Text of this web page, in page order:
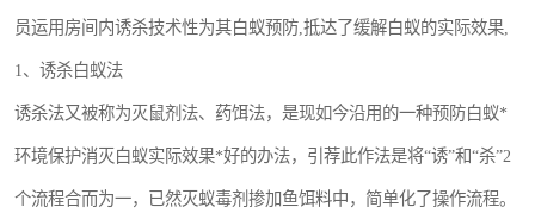
员运用房间内诱杀技术性为其白蚁预防,抵达了缓解白蚁的实际效果,
1、诱杀白蚁法
诱杀法又被称为灭鼠剂法、药饵法，是现如今沿用的一种预防白蚁*
环境保护消灭白蚁实际效果*好的办法，引荐此作法是将“诱”和“杀”2
个流程合而为一，已然灭蚁毒剂掺加鱼饵料中，简单化了操作流程。